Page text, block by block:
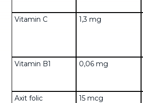
Vitamin C
1,3 mg
Vitamin B1
0,06 mg
Axit folic
15 mcg